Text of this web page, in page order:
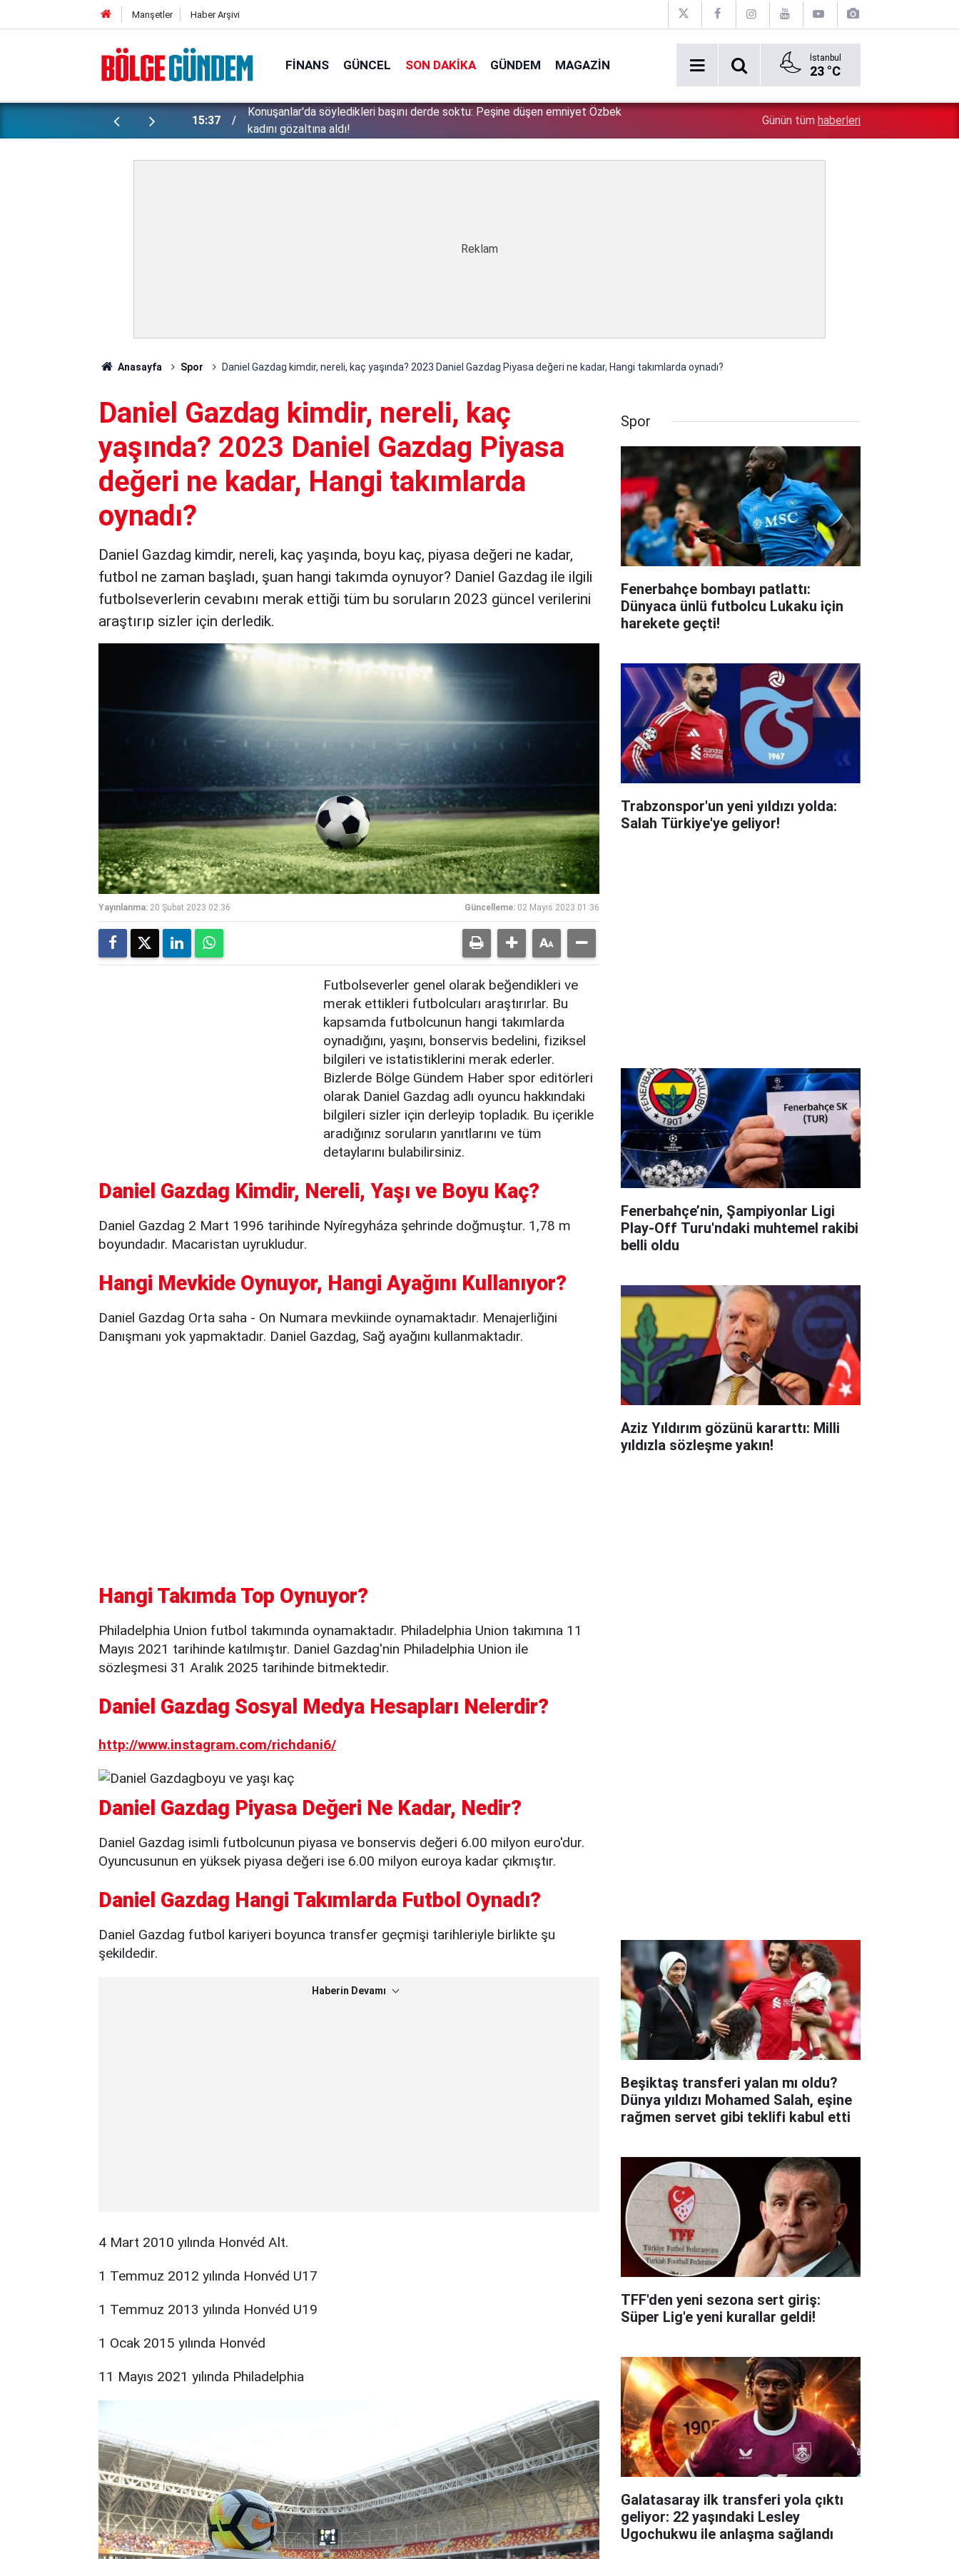
Manşetler Haber Arşivi
FINANS GÜNCEL SON DAKIKA GÜNDEM MAGAZIN İstanbul
23 °C
ünlü futbolcu Lukaku için harekete
15:37
Konuşanlar'da söyledikleri başını derde soktu: Peşine düşen emniyet Özbek
kadını gözaltına aldı!
Çin'in gözü doymuyor: Altın rezervleri doldu taştı!
Günün tüm haberleri
Anasayfa Spor Daniel Gazdag kimdir, nereli, kaç yaşında? 2023 Daniel Gazdag Piyasa değeri ne kadar, Hangi takımlarda oynadı?
Daniel Gazdag kimdir, nereli, kaç
yaşında? 2023 Daniel Gazdag Piyasa
değeri ne kadar, Hangi takımlarda
oynadı?
Daniel Gazdag kimdir, nereli, kaç yaşında, boyu kaç, piyasa değeri ne kadar,
futbol ne zaman başladı, şuan hangi takımda oynuyor? Daniel Gazdag ile ilgili
futbolseverlerin cevabını merak ettiği tüm bu soruların 2023 güncel verilerini
araştırıp sizler için derledik.
Yayınlanma: 20 Şubat 2023 02:36 Güncelleme: 02 Mayıs 2023 01:36
Futbolseverler genel olarak beğendikleri ve
merak ettikleri futbolcuları araştırırlar. Bu
kapsamda futbolcunun hangi takımlarda
oynadığını, yaşını, bonservis bedelini, fiziksel
bilgileri ve istatistiklerini merak ederler.
Bizlerde Bölge Gündem Haber spor editörleri
olarak Daniel Gazdag adlı oyuncu hakkındaki
bilgileri sizler için derleyip topladık. Bu içerikle
aradığınız soruların yanıtlarını ve tüm
detaylarını bulabilirsiniz.
Daniel Gazdag Kimdir, Nereli, Yaşı ve Boyu Kaç?
Daniel Gazdag 2 Mart 1996 tarihinde Nyíregyháza şehrinde doğmuştur. 1,78 m
boyundadır. Macaristan uyrukludur.
Hangi Mevkide Oynuyor, Hangi Ayağını Kullanıyor?
Daniel Gazdag Orta saha - On Numara mevkiinde oynamaktadır. Menajerliğini
Danışmanı yok yapmaktadır. Daniel Gazdag, Sağ ayağını kullanmaktadır.
Hangi Takımda Top Oynuyor?
Philadelphia Union futbol takımında oynamaktadır. Philadelphia Union takımına 11
Mayıs 2021 tarihinde katılmıştır. Daniel Gazdag'nin Philadelphia Union ile
sözleşmesi 31 Aralık 2025 tarihinde bitmektedir.
Daniel Gazdag Sosyal Medya Hesapları Nelerdir?
http://www.instagram.com/richdani6/
Daniel Gazdag Piyasa Değeri Ne Kadar, Nedir?
Daniel Gazdag isimli futbolcunun piyasa ve bonservis değeri 6.00 milyon euro'dur.
Oyuncusunun en yüksek piyasa değeri ise 6.00 milyon euroya kadar çıkmıştır.
Daniel Gazdag Hangi Takımlarda Futbol Oynadı?
Daniel Gazdag futbol kariyeri boyunca transfer geçmişi tarihleriyle birlikte şu
şekildedir.
Haberin Devamı
4 Mart 2010 yılında Honvéd Alt.
1 Temmuz 2012 yılında Honvéd U17
1 Temmuz 2013 yılında Honvéd U19
1 Ocak 2015 yılında Honvéd
11 Mayıs 2021 yılında Philadelphia
Spor
Fenerbahçe bombayı patlattı:
Dünyaca ünlü futbolcu Lukaku için
harekete geçti!
Trabzonspor'un yeni yıldızı yolda:
Salah Türkiye'ye geliyor!
Fenerbahçe’nin, Şampiyonlar Ligi
Play-Off Turu'ndaki muhtemel rakibi
belli oldu
Aziz Yıldırım gözünü kararttı: Milli
yıldızla sözleşme yakın!
Beşiktaş transferi yalan mı oldu?
Dünya yıldızı Mohamed Salah, eşine
rağmen servet gibi teklifi kabul etti
TFF'den yeni sezona sert giriş:
Süper Lig'e yeni kurallar geldi!
Galatasaray ilk transferi yola çıktı
geliyor: 22 yaşındaki Lesley
Ugochukwu ile anlaşma sağlandı